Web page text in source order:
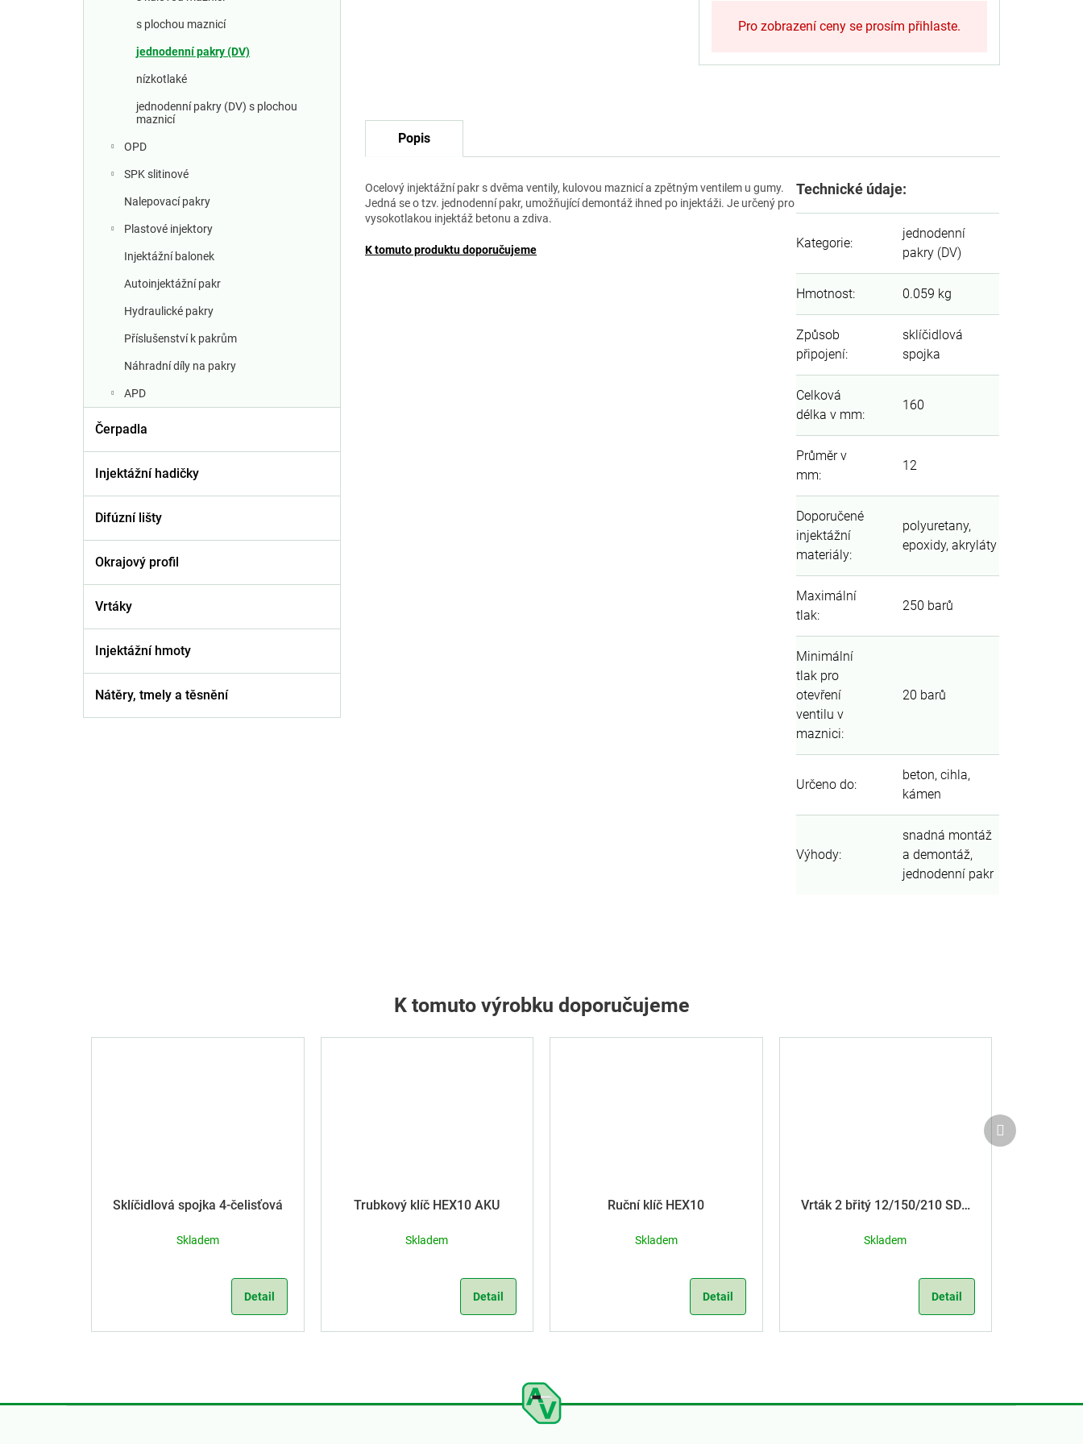
s plochou maznicí
jednodenní pakry (DV)
nízkotlaké
jednodenní pakry (DV) s plochou
maznicí
OPD
SPK slitinové
Nalepovací pakry
Plastové injektory
Injektážní balonek
Autoinjektážní pakr
Hydraulické pakry
Příslušenství k pakrům
Náhradní díly na pakry
APD
Čerpadla
Injektážní hadičky
Difúzní lišty
Okrajový profil
Vrtáky
Injektážní hmoty
Nátěry, tmely a těsnění
Pro zobrazení ceny se prosím přihlaste.
Popis
Ocelový injektážní pakr s dvěma ventily, kulovou maznicí a zpětným ventilem u gumy.
Jedná se o tzv. jednodenní pakr, umožňující demontáž ihned po injektáži. Je určený pro
vysokotlakou injektáž betonu a zdiva.
K tomuto produktu doporučujeme
Technické údaje:
Kategorie:
jednodenní
pakry (DV)
Hmotnost: 0.059 kg
Způsob
připojení:
sklíčidlová
spojka
Celková
délka v mm:
160
Průměr v
mm:
12
Doporučené
injektážní
materiály:
polyuretany,
epoxidy, akryláty
Maximální
tlak:
250 barů
Minimální
tlak pro
otevření
ventilu v
maznici:
20 barů
Určeno do:
beton, cihla,
kámen
Výhody:
snadná montáž
a demontáž,
jednodenní pakr
K tomuto výrobku doporučujeme
Sklíčidlová spojka 4-čelisťová
Skladem
Detail
Trubkový klíč HEX10 AKU
Skladem
Detail
Ruční klíč HEX10
Skladem
Detail
Vrták 2 břitý 12/150/210 SDS
Skladem
Detail
Další
produkt